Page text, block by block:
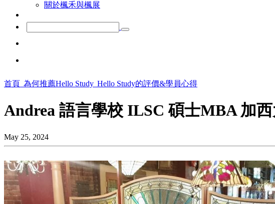
關於楓禾與楓展
首頁 為何推薦Hello Study Hello Study的評價&學員心得
Andrea 語言學校 ILSC 碩士MBA 加
May 25, 2024